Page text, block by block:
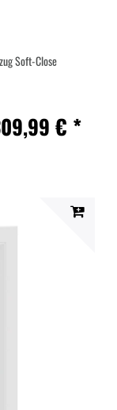
Soft-Close
€ *